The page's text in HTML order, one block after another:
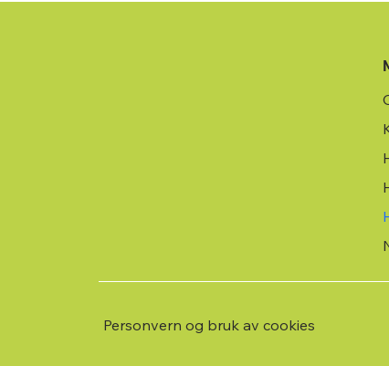
Personvern og bruk av cookies